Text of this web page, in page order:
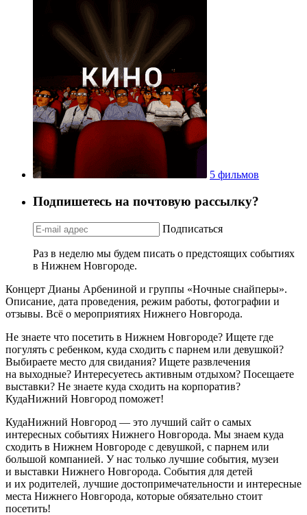
5 фильмов
Подпишетесь на почтовую рассылку?
Подписаться
Раз в неделю мы будем писать о предстоящих событиях
в Нижнем Новгороде.
Концерт Дианы Арбениной и группы «Ночные снайперы».
Описание, дата проведения, режим работы, фотографии и
отзывы. Всё о мероприятиях Нижнего Новгорода.
Не знаете что посетить в Нижнем Новгороде? Ищете где
погулять с ребенком, куда сходить с парнем или девушкой?
Выбираете место для свидания? Ищете развлечения
на выходные? Интересуетесь активным отдыхом? Посещаете
выставки? Не знаете куда сходить на корпоратив?
КудаНижний Новгород поможет!
КудаНижний Новгород — это лучший сайт о самых
интересных событиях Нижнего Новгорода. Мы знаем куда
сходить в Нижнем Новгороде с девушкой, с парнем или
большой компанией. У нас только лучшие события, музеи
и выставки Нижнего Новгорода. События для детей
и их родителей, лучшие достопримечательности и интересные
места Нижнего Новгорода, которые обязательно стоит
посетить!